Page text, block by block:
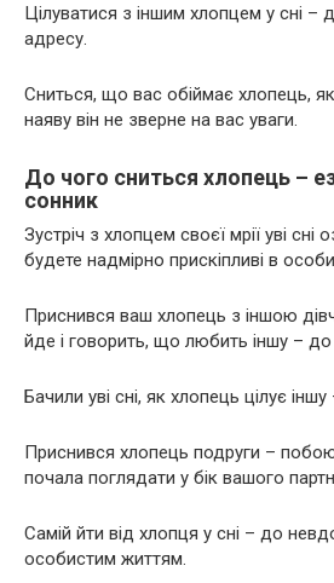
Цілуватися з іншим хлопцем у сні –
адресу.
Сниться, що вас обіймає хлопець,
наяву він не зверне на вас уваги.
До чого сниться хлопець –
сонник
Зустріч з хлопцем своєї мрії уві
будете надмірно прискіпливі в
Приснився ваш хлопець з іншою
йде і говорить, що любить іншу –
Бачили уві сні, як хлопець цілує
Приснився хлопець подруги –
почала поглядати у бік вашого
Самій йти від хлопця у сні – до
особистим життям.